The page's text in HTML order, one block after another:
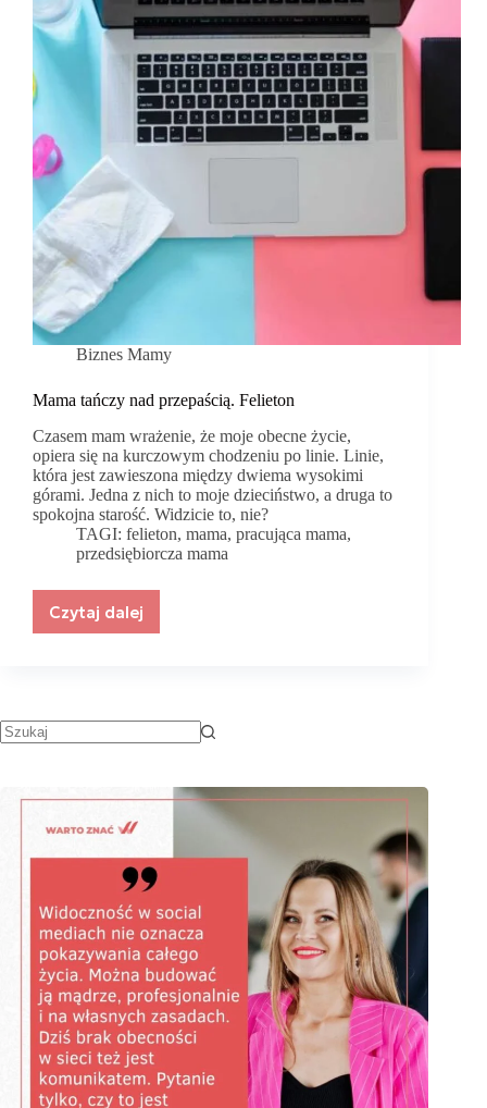
Biznes Mamy
Mama tańczy nad przepaścią. Felieton
Czasem mam wrażenie, że moje obecne życie,
opiera się na kurczowym chodzeniu po linie. Linie,
która jest zawieszona między dwiema wysokimi
górami. Jedna z nich to moje dzieciństwo, a druga to
spokojna starość. Widzicie to, nie?
TAGI: felieton,mama,pracująca mama,
przedsiębiorcza mama
Czytaj dalej
Mama